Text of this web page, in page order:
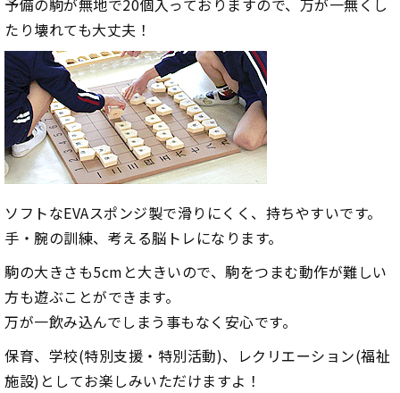
予備の駒が無地で20個入っておりますので、万が一無くし
たり壊れても大丈夫！
ソフトなEVAスポンジ製で滑りにくく、持ちやすいです。
手・腕の訓練、考える脳トレになります。
駒の大きさも5cmと大きいので、駒をつまむ動作が難しい
方も遊ぶことができます。
万が一飲み込んでしまう事もなく安心です。
保育、学校(特別支援・特別活動)、レクリエーション(福祉
施設)としてお楽しみいただけますよ！